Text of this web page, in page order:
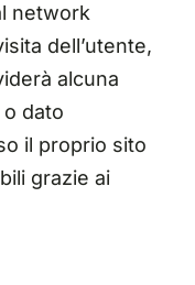
network
dell’utente,
alcuna
dato
il proprio sito
grazie ai